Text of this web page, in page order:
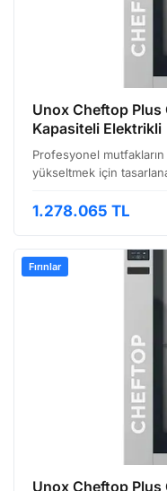
Unox Cheftop Plus
Kapasiteli Elektrikli
Profesyonel
yükseltmek için
Unox'un Cheftop Plus
1.278.065 TL
Fırınlar
Unox Cheftop Plus